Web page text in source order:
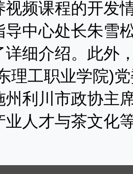
视频课程的开发
导中心处长朱雪
详细介绍。此外
理工职业学院)
州利川市政协主
业人才与茶文化